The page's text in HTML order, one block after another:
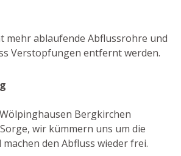
mehr ablaufende Abflussrohre und
Verstopfungen entfernt werden.
Bergkirchen
wir kümmern uns um die
den Abfluss wieder frei.